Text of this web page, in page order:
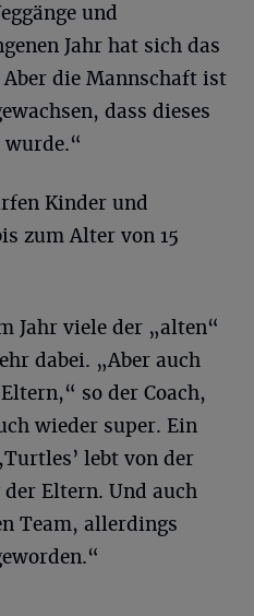
und
Jahr hat sich das
die Mannschaft ist
dass dieses
Kinder und
zum Alter von 15
Jahr viele der „alten“
dabei. „Aber auch
so der Coach,
wieder super. Ein
lebt von der
Eltern. Und auch
Team, allerdings